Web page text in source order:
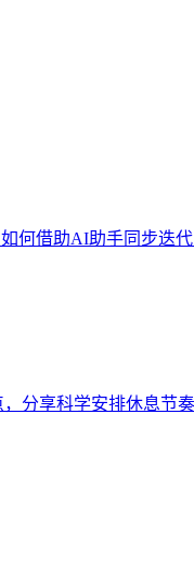
借助AI助手同步迭
分享科学安排休息节